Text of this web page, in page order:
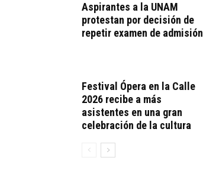
Aspirantes a la UNAM
protestan por decisión de
repetir examen de admisión
Festival Ópera en la Calle
2026 recibe a más
asistentes en una gran
celebración de la cultura